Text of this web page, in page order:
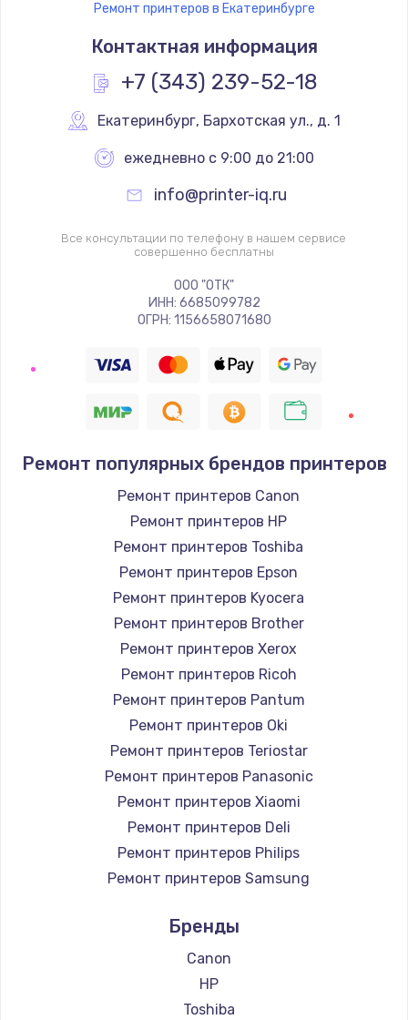
Ремонт принтеров в Екатеринбурге
Контактная информация
+7 (343) 239-52-18
Екатеринбург, Бархотская ул., д. 1
ежедневно с 9:00 до 21:00
info@printer-iq.ru
Все консультации по телефону в нашем сервисе
совершенно бесплатны
ООО "ОТК"
ИНН: 6685099782
ОГРН: 1156658071680
Ремонт популярных брендов принтеров
Ремонт принтеров Canon
Ремонт принтеров HP
Ремонт принтеров Toshiba
Ремонт принтеров Epson
Ремонт принтеров Kyocera
Ремонт принтеров Brother
Ремонт принтеров Xerox
Ремонт принтеров Ricoh
Ремонт принтеров Pantum
Ремонт принтеров Oki
Ремонт принтеров Teriostar
Ремонт принтеров Panasonic
Ремонт принтеров Xiaomi
Ремонт принтеров Deli
Ремонт принтеров Philips
Ремонт принтеров Samsung
Ремонт принтеров Lexmark
Ремонт принтеров Sharp
Ремонт принтеров TSC
Ремонт принтеров Fujitsu
Бренды
Canon
HP
Toshiba